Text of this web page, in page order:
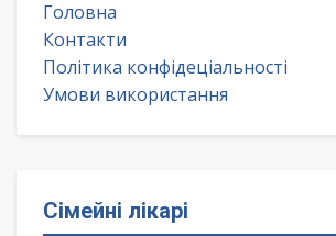
Головна
Контакти
Політика конфідеціальності
Умови використання
Сімейні лікарі